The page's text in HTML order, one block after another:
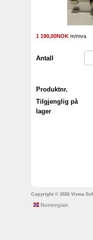
1 190,00NOK m/mva
Antall
Produktnr.
Tilgjenglig på
lager
Copyright © 2026 Visma
Norwegian